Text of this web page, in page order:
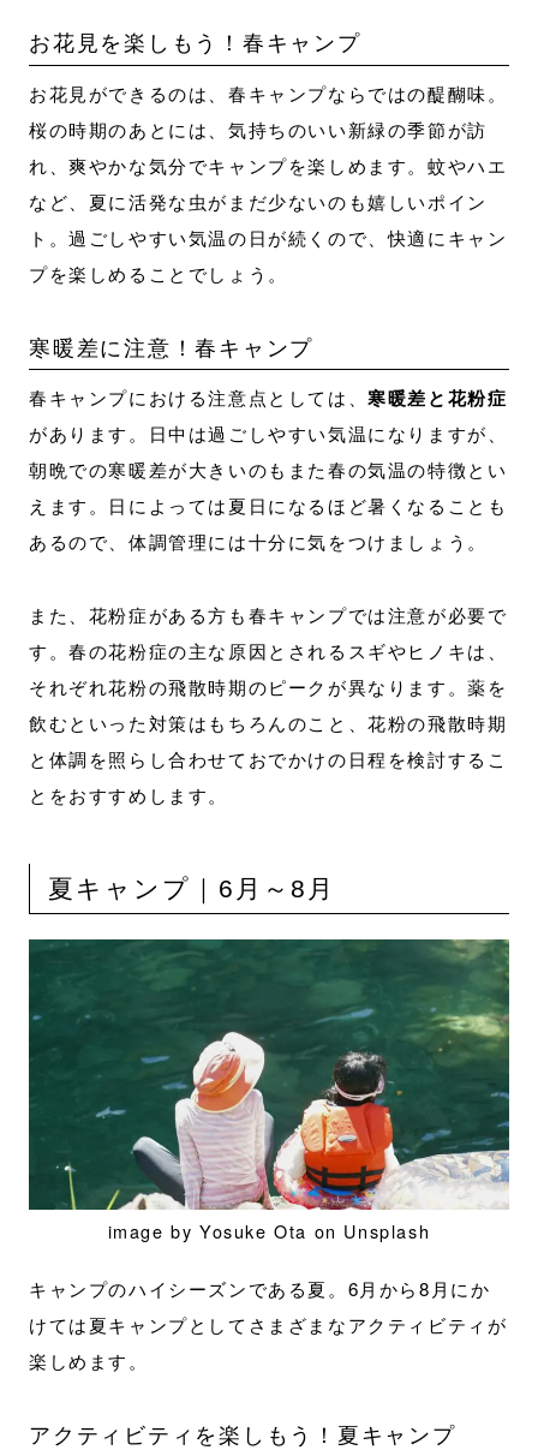
お花見を楽しもう！春キャンプ
お花見ができるのは、春キャンプならではの醍醐味。
桜の時期のあとには、気持ちのいい新緑の季節が訪
れ、爽やかな気分でキャンプを楽しめます。蚊やハエ
など、夏に活発な虫がまだ少ないのも嬉しいポイン
ト。過ごしやすい気温の日が続くので、快適にキャン
プを楽しめることでしょう。
寒暖差に注意！春キャンプ
春キャンプにおける注意点としては、寒暖差と花粉症
があります。日中は過ごしやすい気温になりますが、
朝晩での寒暖差が大きいのもまた春の気温の特徴とい
えます。日によっては夏日になるほど暑くなることも
あるので、体調管理には十分に気をつけましょう。
また、花粉症がある方も春キャンプでは注意が必要で
す。春の花粉症の主な原因とされるスギやヒノキは、
それぞれ花粉の飛散時期のピークが異なります。薬を
飲むといった対策はもちろんのこと、花粉の飛散時期
と体調を照らし合わせておでかけの日程を検討するこ
とをおすすめします。
夏キャンプ｜6月～8月
image by Yosuke Ota on Unsplash
キャンプのハイシーズンである夏。6月から8月にか
けては夏キャンプとしてさまざまなアクティビティが
楽しめます。
アクティビティを楽しもう！夏キャンプ